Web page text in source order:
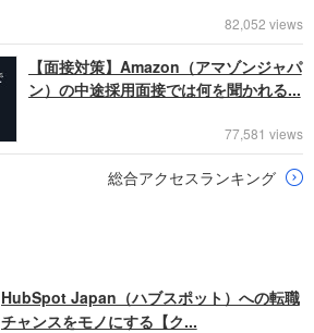
82,052 views
【面接対策】Amazon（アマゾンジャパ
ン）の中途採用面接では何を聞かれる...
77,581 views
総合アクセスランキング
HubSpot Japan（ハブスポット）への転職
チャンスをモノにする【ク...